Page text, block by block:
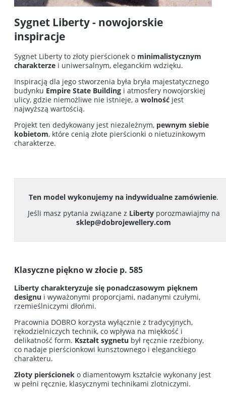
Sygnet Liberty - nowojorskie
inspiracje
Sygnet Liberty to złoty pierścionek o minimalistycznym
charakterze i uniwersalnym, eleganckim wdzięku.
Inspiracją dla jego stworzenia była bryła majestatycznego
budynku Empire State Building i atmosfery nowojorskiej
ulicy, gdzie niemożliwe nie istnieje, a wolność jest
najwyższą wartością.
Projekt ten dedykowany jest niezależnym, pewnym siebie
kobietom, które cenią złote pierścionki o nietuzinkowym
charakterze.
Ten model wykonujemy na indywidualne zamówienie.
Jeśli masz pytania związane z Liberty porozmawiajmy na
sklep@dobrojewellery.com
Klasyczne piękno w złocie p. 585
Liberty charakteryzuje się ponadczasowym pięknem
designu i wyważonymi proporcjami, nadanymi czułymi,
rzemieślniczymi dłońmi.
Pracownia DOBRO korzysta wyłącznie z tradycyjnych,
rękodzielniczych technik, co wpływa na miękkość i
delikatność form. Kształt sygnetu był ręcznie rzeźbiony,
co nadaje pierścionkowi kunsztownego i eleganckiego
charakteru.
Złoty pierścionek o diamentowym kształcie wykonany jest
w pełni ręcznie, klasycznymi technikami zlotniczymi.